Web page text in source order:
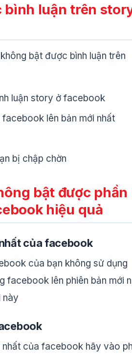
bình luận trên
bật được bình luận trên
luận story ở facebook
lên bản mới nhất
bị chập chờn
bật được phần
hiệu quả
của facebook
của bạn không sử dụng
facebook lên phiên bản mới
này
nhất của facebook hãy vào